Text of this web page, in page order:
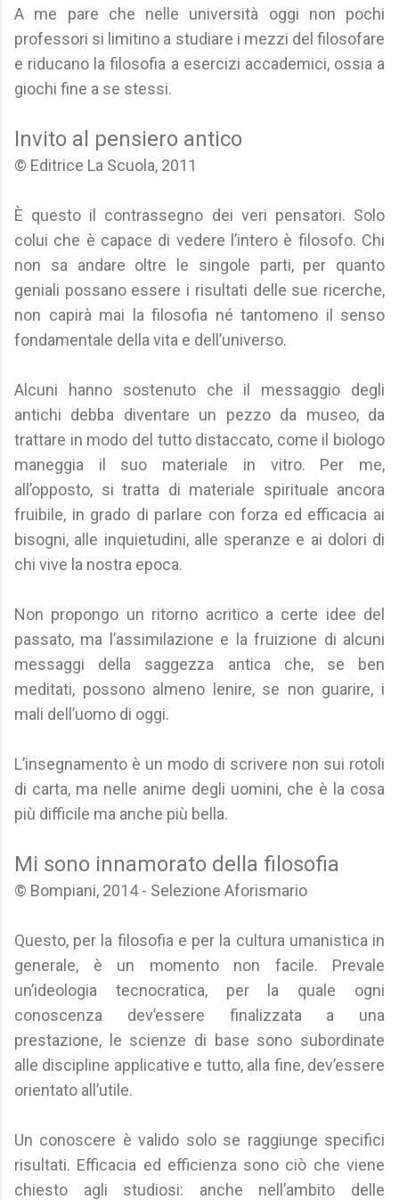
A me pare che nelle università oggi non pochi
professori si limitino a studiare i mezzi del filosofare
e riducano la filosofia a esercizi accademici, ossia a
giochi fine a se stessi.
Invito al pensiero antico
© Editrice La Scuola, 2011
È questo il contrassegno dei veri pensatori. Solo
colui che è capace di vedere l’intero è filosofo. Chi
non sa andare oltre le singole parti, per quanto
geniali possano essere i risultati delle sue ricerche,
non capirà mai la filosofia né tantomeno il senso
fondamentale della vita e dell’universo.
Alcuni hanno sostenuto che il messaggio degli
antichi debba diventare un pezzo da museo, da
trattare in modo del tutto distaccato, come il biologo
maneggia il suo materiale in vitro. Per me,
all’opposto, si tratta di materiale spirituale ancora
fruibile, in grado di parlare con forza ed efficacia ai
bisogni, alle inquietudini, alle speranze e ai dolori di
chi vive la nostra epoca.
Non propongo un ritorno acritico a certe idee del
passato, ma l’assimilazione e la fruizione di alcuni
messaggi della saggezza antica che, se ben
meditati, possono almeno lenire, se non guarire, i
mali dell’uomo di oggi.
L’insegnamento è un modo di scrivere non sui rotoli
di carta, ma nelle anime degli uomini, che è la cosa
più difficile ma anche più bella.
Mi sono innamorato della filosofia
© Bompiani, 2014 - Selezione Aforismario
Questo, per la filosofia e per la cultura umanistica in
generale, è un momento non facile. Prevale
un’ideologia tecnocratica, per la quale ogni
conoscenza dev’essere finalizzata a una
prestazione, le scienze di base sono subordinate
alle discipline applicative e tutto, alla fine, dev’essere
orientato all’utile.
Un conoscere è valido solo se raggiunge specifici
risultati. Efficacia ed efficienza sono ciò che viene
chiesto agli studiosi: anche nell’ambito delle